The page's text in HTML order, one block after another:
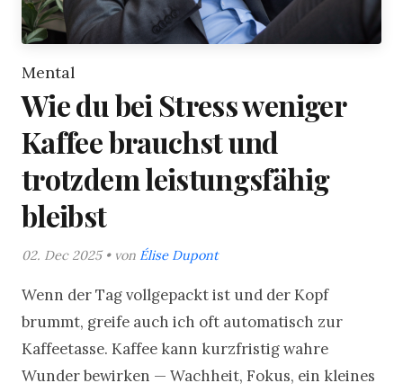
Mental
Wie du bei Stress weniger
Kaffee brauchst und
trotzdem leistungsfähig
bleibst
02. Dec 2025 • von Élise Dupont
Wenn der Tag vollgepackt ist und der Kopf
brummt, greife auch ich oft automatisch zur
Kaffeetasse. Kaffee kann kurzfristig wahre
Wunder bewirken — Wachheit, Fokus, ein kleines